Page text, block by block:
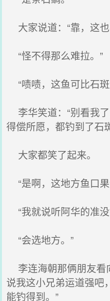
大家说道：“靠，这
“怪不得那么难拉。”
“啧啧，这鱼可比石
李华笑道：“别看我
得偿所愿，都钓到了石
大家都笑了起来。
“是啊，这地方鱼口
“我就说听阿华的准没
“会选地方。”
李连海朝那俩朋友看
说我这小兄弟运道强吧
能钓得到。”